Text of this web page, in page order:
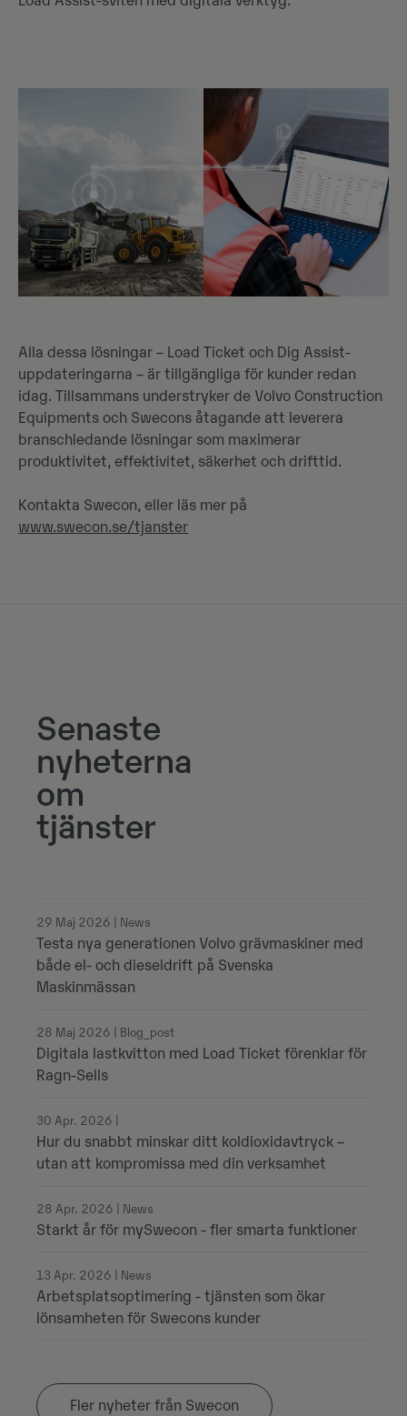
Alla dessa lösningar – Load Ticket och Dig Assist-
uppdateringarna – är tillgängliga för kunder redan
idag. Tillsammans understryker de Volvo Construction
Equipments och Swecons åtagande att leverera
branschledande lösningar som maximerar
produktivitet, effektivitet, säkerhet och drifttid.
Kontakta Swecon, eller läs mer på
www.swecon.se/tjanster
Senaste
nyheterna
om
tjänster
29 Maj 2026 | News
Testa nya generationen Volvo grävmaskiner med
både el- och dieseldrift på Svenska
Maskinmässan
28 Maj 2026 | Blog_post
Digitala lastkvitton med Load Ticket förenklar för
Ragn-Sells
30 Apr. 2026 |
Hur du snabbt minskar ditt koldioxidavtryck –
utan att kompromissa med din verksamhet
28 Apr. 2026 | News
Starkt år för mySwecon - fler smarta funktioner
13 Apr. 2026 | News
Arbetsplatsoptimering - tjänsten som ökar
lönsamheten för Swecons kunder
Fler nyheter från Swecon